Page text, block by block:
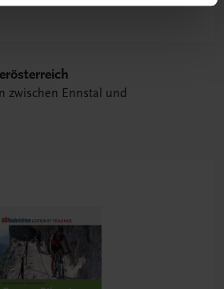
zwischen Ennstal und